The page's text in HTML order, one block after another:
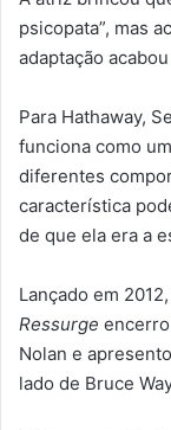
psicopata”, mas
adaptação
Para Hathaway,
funciona como
diferentes
característica
de que ela era a
Lançado em 2012,
Ressurge
Nolan e
lado de Bruce